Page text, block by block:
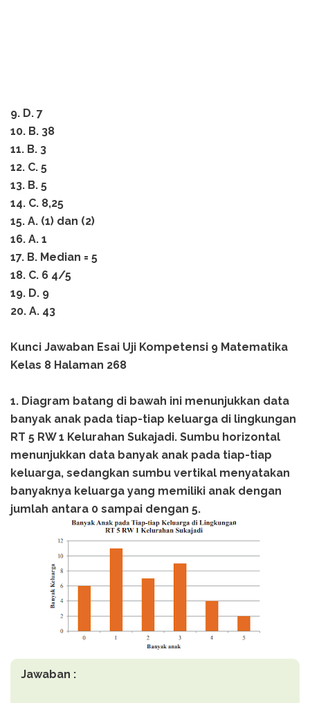
9. D. 7
10. B. 38
11. B. 3
12. C. 5
13. B. 5
14. C. 8,25
15. A. (1) dan (2)
16. A. 1
17. B. Median = 5
18. C. 6 4/5
19. D. 9
20. A. 43
Kunci Jawaban Esai Uji Kompetensi 9 Matematika
Kelas 8 Halaman 268
1. Diagram batang di bawah ini menunjukkan data
banyak anak pada tiap-tiap keluarga di lingkungan
RT 5 RW 1 Kelurahan Sukajadi. Sumbu horizontal
menunjukkan data banyak anak pada tiap-tiap
keluarga, sedangkan sumbu vertikal menyatakan
banyaknya keluarga yang memiliki anak dengan
jumlah antara 0 sampai dengan 5.
Jawaban :